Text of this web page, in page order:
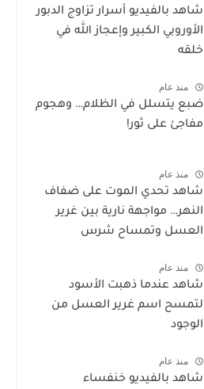
شاهد بالفيديو أسرار تزاوج الدبور
الأوروبي الكبير وإعجاز الله في
خلقه
منذ عام
ضبع يتسلل في الظلام… وهجوم
مفاجئ على ثور!
منذ عام
شاهد تحدي الموت على ضفاف
النهر… مواجهة نارية بين غرير
العسل وتمساح شرس
منذ عام
شاهد عندما ذهبت الأسود
لتمسح اسم غرير العسل من
الوجود
منذ عام
شاهد بالفيديو خنفساء